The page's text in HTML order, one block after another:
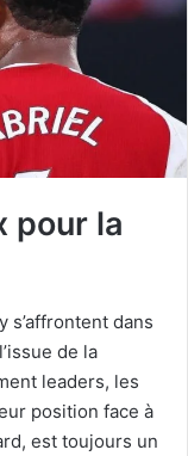
pour la
s’affrontent dans
de la
leaders, les
position face à
est toujours un